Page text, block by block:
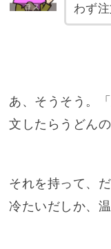
わず注
あ、そうそう。
文したらうどん
それを持って、
冷たいだしか、